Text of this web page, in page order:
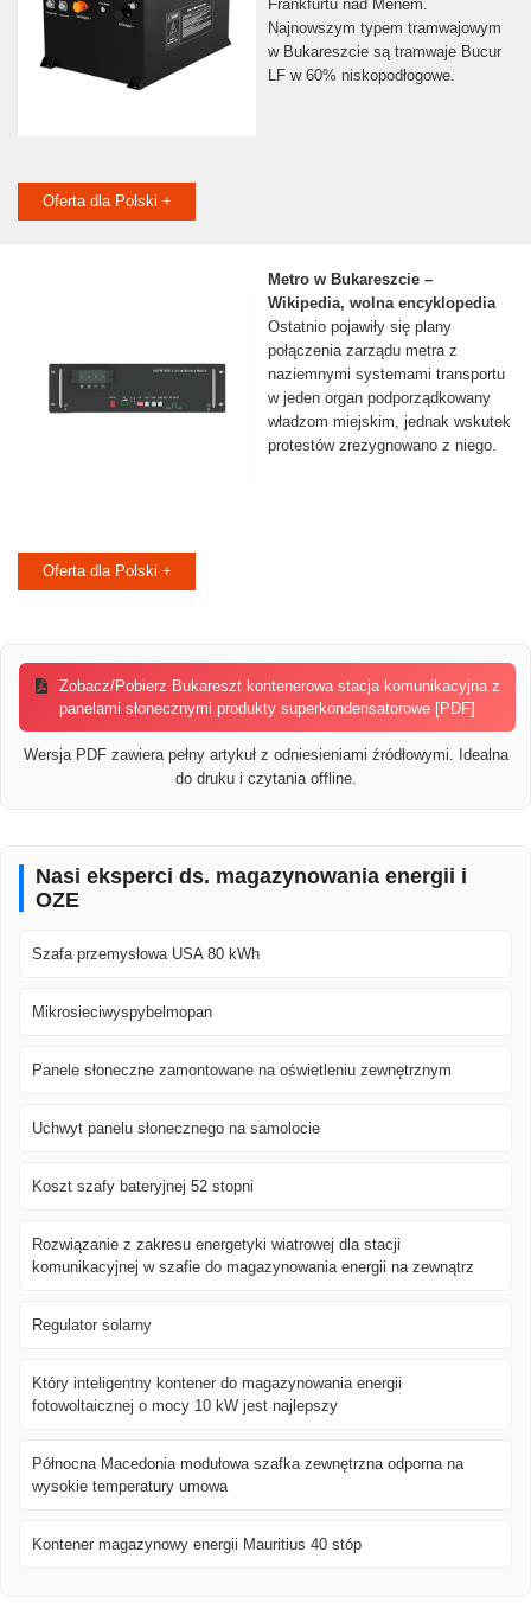
Frankfurtu nad Menem.
Najnowszym typem tramwajowym
w Bukareszcie są tramwaje Bucur
LF w 60% niskopodłogowe.
Oferta dla Polski +
Metro w Bukareszcie –
Wikipedia, wolna encyklopedia
Ostatnio pojawiły się plany
połączenia zarządu metra z
naziemnymi systemami transportu
w jeden organ podporządkowany
władzom miejskim, jednak wskutek
protestów zrezygnowano z niego.
Oferta dla Polski +
Zobacz/Pobierz Bukareszt kontenerowa stacja komunikacyjna z
panelami słonecznymi produkty superkondensatorowe [PDF]
Wersja PDF zawiera pełny artykuł z odniesieniami źródłowymi. Idealna
do druku i czytania offline.
Nasi eksperci ds. magazynowania energii i
OZE
Szafa przemysłowa USA 80 kWh
Mikrosieciwyspybelmopan
Panele słoneczne zamontowane na oświetleniu zewnętrznym
Uchwyt panelu słonecznego na samolocie
Koszt szafy bateryjnej 52 stopni
Rozwiązanie z zakresu energetyki wiatrowej dla stacji
komunikacyjnej w szafie do magazynowania energii na zewnątrz
Regulator solarny
Który inteligentny kontener do magazynowania energii
fotowoltaicznej o mocy 10 kW jest najlepszy
Północna Macedonia modułowa szafka zewnętrzna odporna na
wysokie temperatury umowa
Kontener magazynowy energii Mauritius 40 stóp